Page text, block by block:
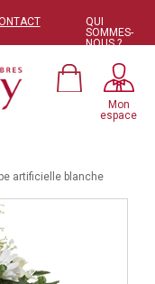
QUI
SOMMES-
NOUS ?
Mon
espace
artificielle blanche